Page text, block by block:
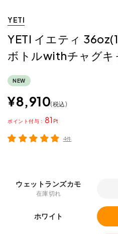
YETI
YETI イエティ
ボトルwithチャグキ
NEW
¥8,910 税込
81
ポイント
4件
ウェットランズカモ
在庫切れ
ホワイト